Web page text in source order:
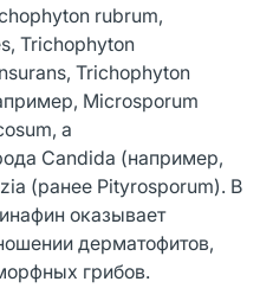
rubrum,
Trichophyton
Trichophyton
Microsporum
а
Candida (например,
(ранее Pityrosporum). В
оказывает
дерматофитов,
грибов.